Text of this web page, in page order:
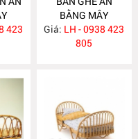
423
BẰNG MÂY
MA724
Giá: LH - 0938 423
805